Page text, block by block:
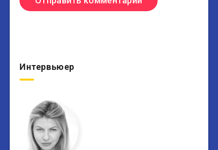
Интервьюер